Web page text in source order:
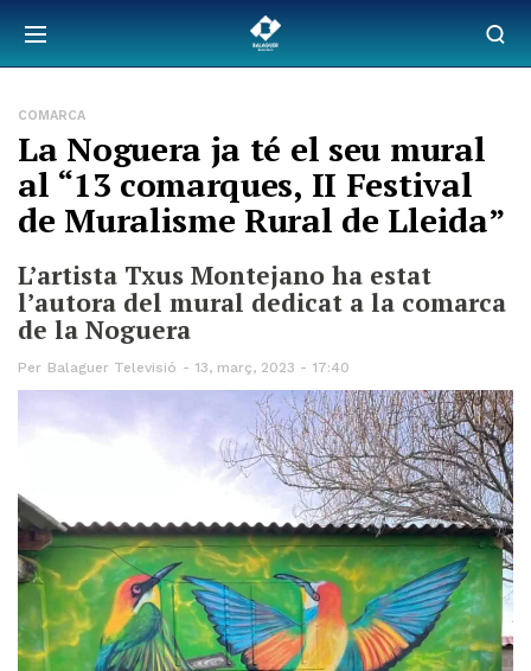
COMARCA
La Noguera ja té el seu mural
al “13 comarques, II Festival
de Muralisme Rural de Lleida”
L’artista Txus Montejano ha estat
l’autora del mural dedicat a la comarca
de la Noguera
Per Balaguer Televisió 13, març, 2023 - 17:40